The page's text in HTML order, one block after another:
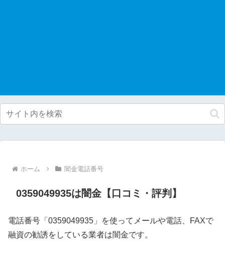
ホーム 闇金電話番号
0359049935は闇金【口コミ・評判】
電話番号「0359049935」を使ってメールや電話、FAXで
融資の勧誘をしている業者は闇金です。